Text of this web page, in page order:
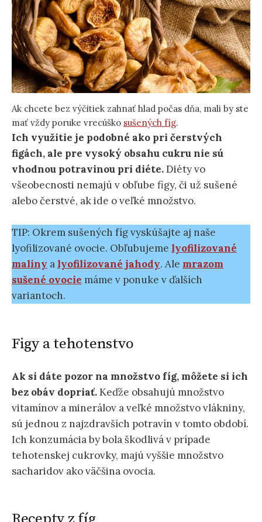
Ak chcete bez výčitiek zahnať hlad počas dňa, mali by ste
mať vždy poruke vrecúško sušených fíg.
Ich využitie je podobné ako pri čerstvých
figách, ale pre vysoký obsahu cukru nie sú
vhodnou potravinou pri diéte.Diéty vo
všeobecnosti nemajú v obľube figy, či už sušené
alebo čerstvé, ak ide o veľké množstvo.
TIP: Okrem sušených fíg vyskúšajte aj naše
lyofilizované ovocie. Obľubujeme lyofilizované
maliny alyofilizované jahody. Ale mrazom
sušené ovocie máme v ponuke v ďalších
variantoch.
Figy a tehotenstvo
Ak si dáte pozor na množstvo fíg, môžete si ich
bez obáv dopriať.Keďže obsahujú množstvo
vitamínov a minerálov a veľké množstvo vlákniny,
sú jednou z najzdravších potravín v tomto období.
Ich konzumácia by bola škodlivá v prípade
tehotenskej cukrovky, majú vyššie množstvo
sacharidov ako väčšina ovocia.